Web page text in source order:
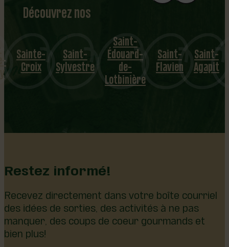
Découvrez nos
1
8
mu
nicipalités
Saint-
Sylvestre
Édouard-
de-
Lotbinière
Saint-
Flavien
Saint-
Agapit
Val-
Alain
Restez informé!
Recevez directement dans votre boîte courriel
des idées de sorties, des activités à ne pas
manquer, des coups de coeur gourmands et
bien plus!